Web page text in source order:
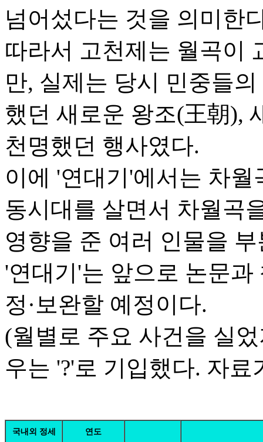
넘어섰다는 것을 의미한
따라서 고천제는 월곡이
만, 실제는 당시 민중들
했던 새로운 왕조(王朝),
천명했던 행사였다.
이에 '연대기'에서는 차
동시대를 살면서 차월곡
영향을 준 여러 인물을
'연대기'는 앞으로 논문
정·보완할 예정이다.
(월별로 주요 사건을 실
우는 '?'로 기입했다. 자
국내외 정세 연도